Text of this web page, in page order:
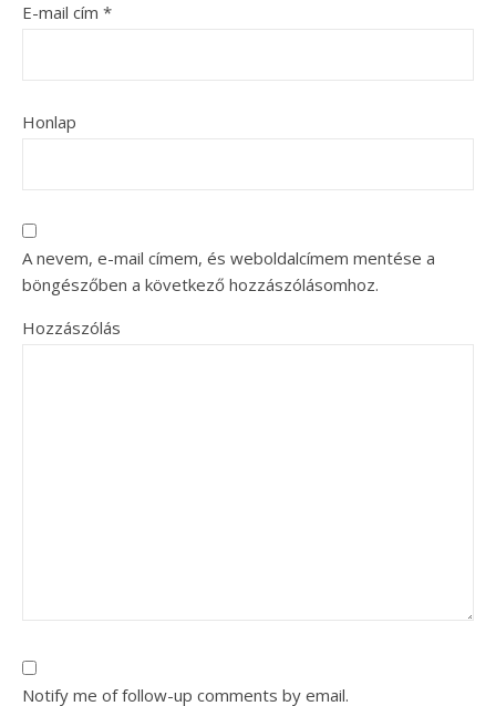
E-mail cím *
Honlap
A nevem, e-mail címem, és weboldalcímem mentése a
böngészőben a következő hozzászólásomhoz.
Hozzászólás
Notify me of follow-up comments by email.